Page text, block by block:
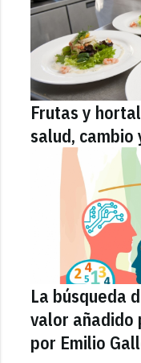
Frutas y
salud,
La búsqueda
valor añadido
por Emilio